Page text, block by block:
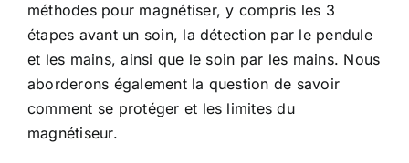
méthodes pour magnétiser, y compris les 3
étapes avant un soin, la détection par le pendule
et les mains, ainsi que le soin par les mains. Nous
aborderons également la question de savoir
comment se protéger et les limites du
magnétiseur.